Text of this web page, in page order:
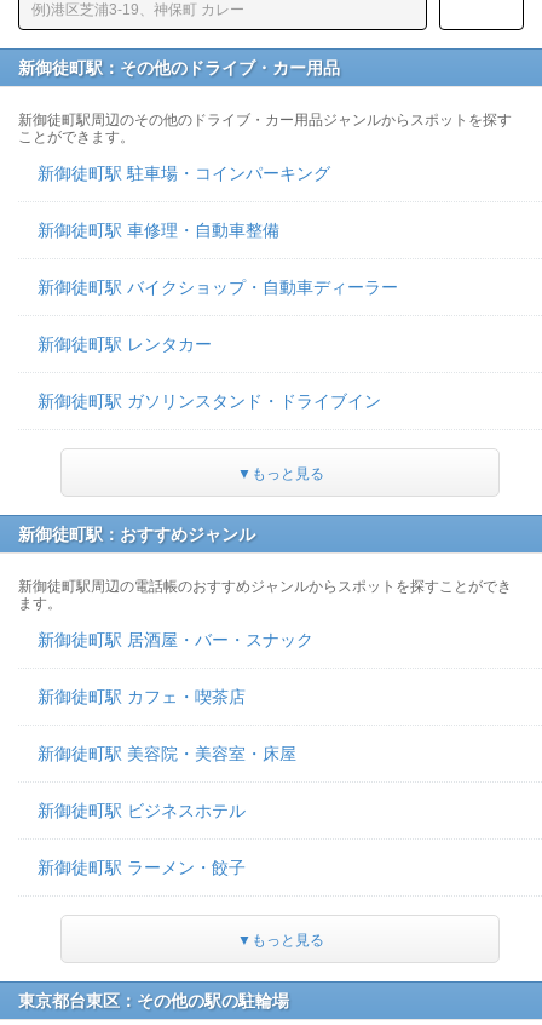
新御徒町駅：その他のドライブ・カー用品
新御徒町駅周辺のその他のドライブ・カー用品ジャンルからスポットを探す
ことができます。
新御徒町駅 駐車場・コインパーキング
新御徒町駅 車修理・自動車整備
新御徒町駅 バイクショップ・自動車ディーラー
新御徒町駅 レンタカー
新御徒町駅 ガソリンスタンド・ドライブイン
▼もっと見る
新御徒町駅：おすすめジャンル
新御徒町駅周辺の電話帳のおすすめジャンルからスポットを探すことができ
ます。
新御徒町駅 居酒屋・バー・スナック
新御徒町駅 カフェ・喫茶店
新御徒町駅 美容院・美容室・床屋
新御徒町駅 ビジネスホテル
新御徒町駅 ラーメン・餃子
▼もっと見る
東京都台東区：その他の駅の駐輪場